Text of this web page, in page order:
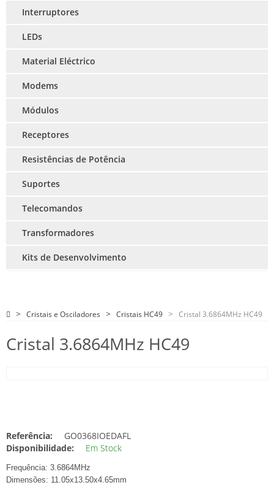
Interruptores
LEDs
Material Eléctrico
Modems
Módulos
Receptores
Resistências de Potência
Suportes
Telecomandos
Transformadores
Kits de Desenvolvimento
Cristais e Osciladores Cristais HC49 Cristal 3.6864MHz HC49
Cristal 3.6864MHz HC49
Referência:
GO0368IOEDAFL
Disponibilidade:
Em Stock
Frequência: 3.6864MHz
Dimensões: 11.05x13.50x4.65mm